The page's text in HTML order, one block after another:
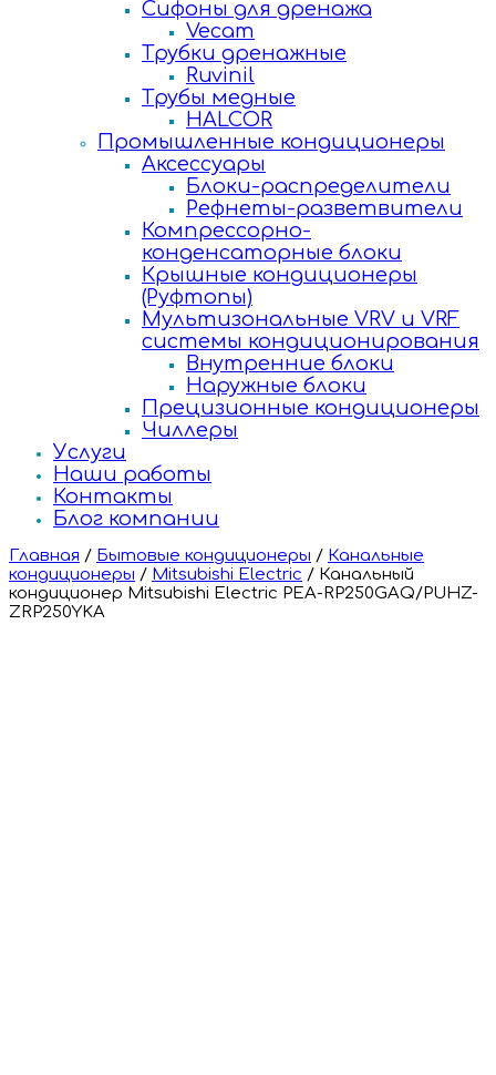
Сифоны для дренажа
Vecam
Трубки дренажные
Ruvinil
Трубы медные
HALCOR
Промышленные кондиционеры
Аксессуары
Блоки-распределители
Рефнеты-разветвители
Компрессорно-
конденсаторные блоки
Крышные кондиционеры
(Руфтопы)
Мультизональные VRV и VRF
системы кондиционирования
Внутренние блоки
Наружные блоки
Прецизионные кондиционеры
Чиллеры
Услуги
Наши работы
Контакты
Блог компании
Главная / Бытовые кондиционеры / Канальные
кондиционеры / Mitsubishi Electric / Канальный
кондиционер Mitsubishi Electric PEA-RP250GAQ/PUHZ-
ZRP250YKA